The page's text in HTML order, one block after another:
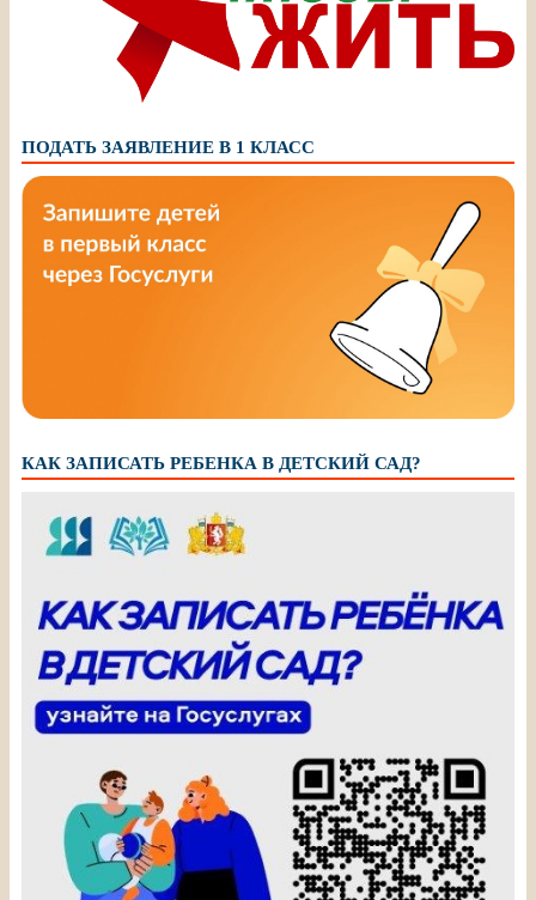
ПОДАТЬ ЗАЯВЛЕНИЕ В 1 КЛАСС
КАК ЗАПИСАТЬ РЕБЕНКА В ДЕТСКИЙ САД?